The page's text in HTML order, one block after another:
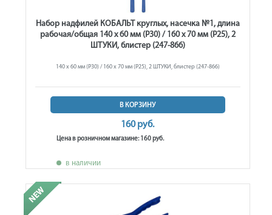
Набор надфилей КОБАЛЬТ круглых, насечка №1, длина
рабочая/общая 140 х 60 мм (Р30) / 160 х 70 мм (Р25), 2
ШТУКИ, блистер (247-866)
140 х 60 мм (Р30) / 160 х 70 мм (Р25), 2 ШТУКИ, блистер (247-866)
В КОРЗИНУ
160 руб.
Цена в розничном магазине: 160 руб.
в наличии